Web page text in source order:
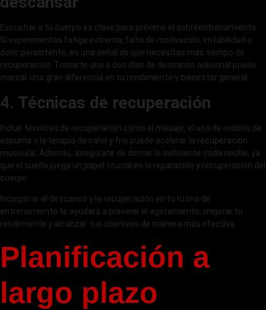
Escuchar a tu cuerpo es clave para prevenir el sobreentrenamiento.
Si experimentas fatiga extrema, falta de motivación, irritabilidad o
dolor persistente, es una señal de que necesitas más tiempo de
recuperación. Tomarte uno o dos días de descanso adicional puede
marcar una gran diferencia en tu rendimiento y bienestar general.
4. Técnicas de recuperación
Incluir técnicas de recuperación como el masaje, el uso de rodillos de
espuma o la terapia de calor y frío puede acelerar la recuperación
muscular. Además, asegúrate de dormir lo suficiente cada noche, ya
que el sueño juega un papel crucial en la reparación y recuperación del
cuerpo.
Incorporar el descanso y la recuperación en tu rutina de
entrenamiento te ayudará a prevenir el agotamiento, mejorar tu
rendimiento y alcanzar tus objetivos de manera más efectiva.
Planificación a
largo plazo